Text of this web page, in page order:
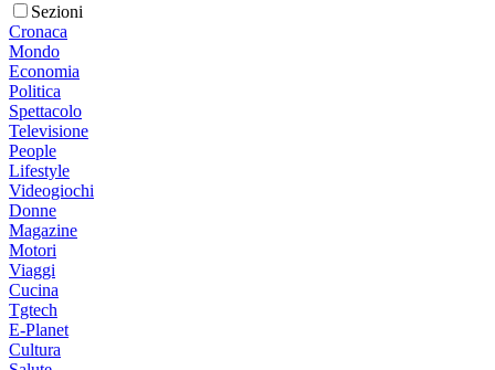
Sezioni
Cronaca
Mondo
Economia
Politica
Spettacolo
Televisione
People
Lifestyle
Videogiochi
Donne
Magazine
Motori
Viaggi
Cucina
Tgtech
E-Planet
Cultura